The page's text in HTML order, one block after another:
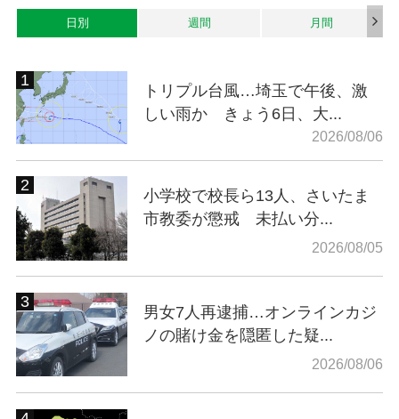
日別 週間 月間
トリプル台風…埼玉で午後、激
しい雨か きょう6日、大...
2026/08/06
小学校で校長ら13人、さいたま
市教委が懲戒 未払い分...
2026/08/05
男女7人再逮捕…オンラインカジ
ノの賭け金を隠匿した疑...
2026/08/06